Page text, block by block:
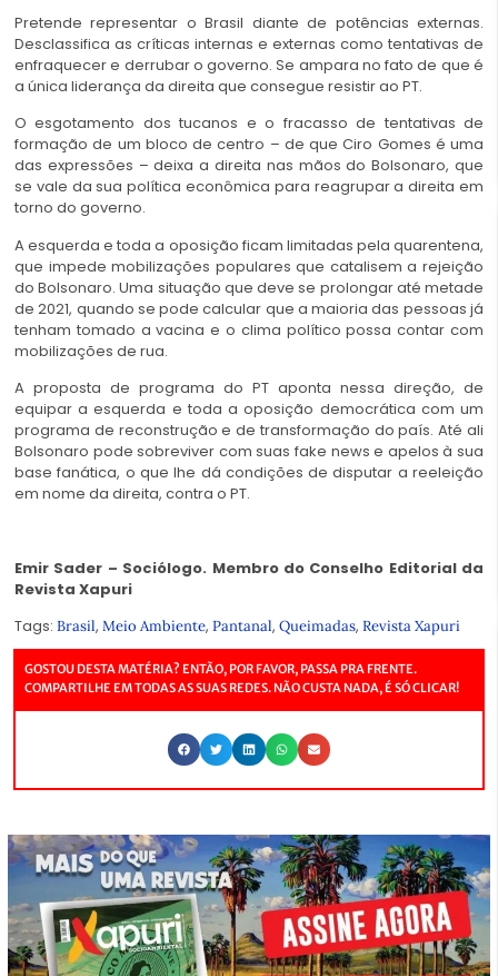
Pretende representar o Brasil diante de potências externas.
Desclassifica as críticas internas e externas como tentativas de
enfraquecer e derrubar o governo. Se ampara no fato de que é
a única liderança da direita que consegue resistir ao PT.
O esgotamento dos tucanos e o fracasso de tentativas de
formação de um bloco de centro – de que Ciro Gomes é uma
das expressões – deixa a direita nas mãos do Bolsonaro, que
se vale da sua política econômica para reagrupar a direita em
torno do governo.
A esquerda e toda a oposição ficam limitadas pela quarentena,
que impede mobilizações populares que catalisem a rejeição
do Bolsonaro. Uma situação que deve se prolongar até metade
de 2021, quando se pode calcular que a maioria das pessoas já
tenham tomado a vacina e o clima político possa contar com
mobilizações de rua.
A proposta de programa do PT aponta nessa direção, de
equipar a esquerda e toda a oposição democrática com um
programa de reconstrução e de transformação do país. Até ali
Bolsonaro pode sobreviver com suas fake news e apelos à sua
base fanática, o que lhe dá condições de disputar a reeleição
em nome da direita, contra o PT.
Emir Sader – Sociólogo. Membro do Conselho Editorial da
Revista Xapuri
Tags: Brasil, Meio Ambiente, Pantanal, Queimadas, Revista Xapuri
GOSTOU DESTA MATÉRIA? ENTÃO, POR FAVOR, PASSA PRA FRENTE.
COMPARTILHE EM TODAS AS SUAS REDES. NÃO CUSTA NADA, É SÓ CLICAR!